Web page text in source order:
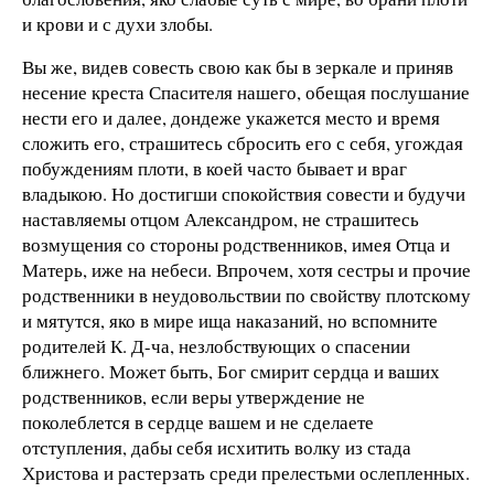
и крови и с духи злобы.
Вы же, видев совесть свою как бы в зеркале и приняв
несение креста Спасителя нашего, обещая послушание
нести его и далее, дондеже укажется место и время
сложить его, страшитесь сбросить его с себя, угождая
побуждениям плоти, в коей часто бывает и враг
владыкою. Но достигши спокойствия совести и будучи
наставляемы отцом Александром, не страшитесь
возмущения со стороны родственников, имея Отца и
Матерь, иже на небеси. Впрочем, хотя сестры и прочие
родственники в неудовольствии по свойству плотскому
и мятутся, яко в мире ища наказаний, но вспомните
родителей К. Д-ча, незлобствующих о спасении
ближнего. Может быть, Бог смирит сердца и ваших
родственников, если веры утверждение не
поколеблется в сердце вашем и не сделаете
отступления, дабы себя исхитить волку из стада
Христова и растерзать среди прелестьми ослепленных.